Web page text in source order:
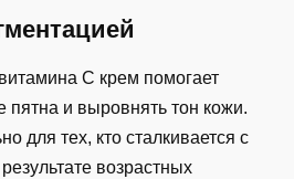
C крем помогает
пятна и выровнять тон кожи.
для тех, кто сталкивается с
возрастных